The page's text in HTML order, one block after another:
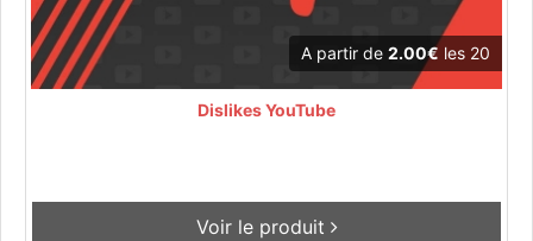
A partir de 2.00€ les 20
Dislikes YouTube
Voir le produit